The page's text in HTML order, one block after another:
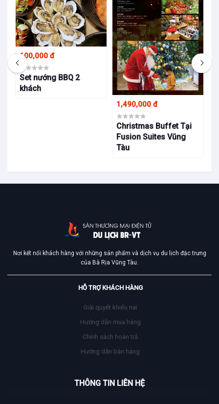
600,000 đ
Set nướng BBQ 2
khách
1,490,000 đ
Christmas Buffet Tại
Fusion Suites Vũng
Tàu
Nơi kết nối khách hàng với những sản phẩm và dịch vụ du lịch đặc trưng
của Bà Rịa Vũng Tàu.
HỖ TRỢ KHÁCH HÀNG
Giải quyết khiếu nai
Hướng dẫn mua hàng
Chính sách hoàn trả
Hướng dẫn bán hàng
THÔNG TIN LIÊN HỆ